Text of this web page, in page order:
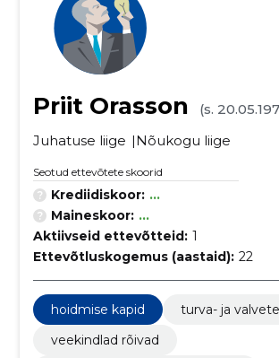
Priit Orasson
(s.
Juhatuse liige
Nõukogu liige
Seotud ettevõtete skoorid
Krediidiskoor: ...
Maineskoor: ...
Aktiivseid ettevõtteid: 1
Ettevõtluskogemus (aastaid): 22
hoidmise kapid
turva- ja
veekindlad rõivad